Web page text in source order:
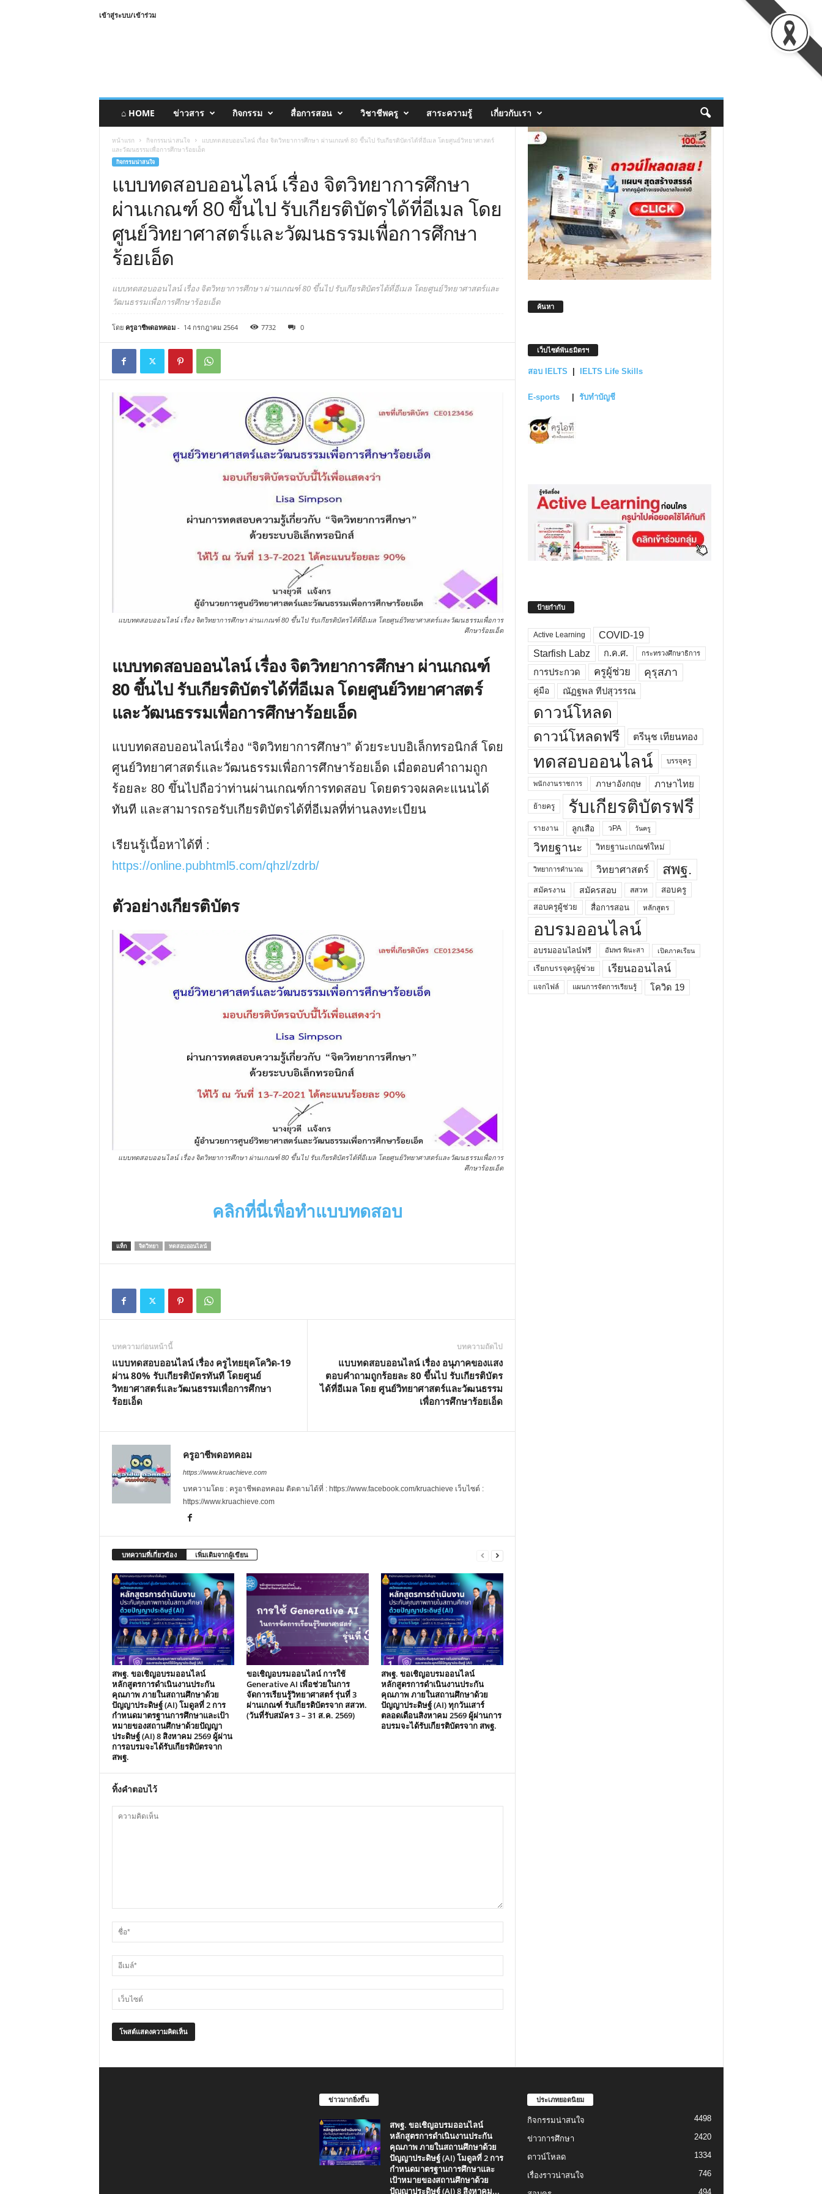
เข้าสู่ระบบ/เข้าร่วม
⌂ HOME ข่าวสาร กิจกรรม สื่อการสอน วิชาชีพครู สาระความรู้ เกี่ยวกับเรา
หน้าแรก กิจกรรมน่าสนใจ
แบบทดสอบออนไลน์ เรื่อง จิตวิทยาการศึกษา ผ่านเกณฑ์ 80 ขึ้นไป รับเกียรติบัตรได้ที่อีเมล โดยศูนย์วิทยาศาสตร์
และวัฒนธรรมเพื่อการศึกษาร้อยเอ็ด
กิจกรรมน่าสนใจ
แบบทดสอบออนไลน์ เรื่อง จิตวิทยาการศึกษา
ผ่านเกณฑ์ 80 ขึ้นไป รับเกียรติบัตรได้ที่อีเมล โดย
ศูนย์วิทยาศาสตร์และวัฒนธรรมเพื่อการศึกษา
ร้อยเอ็ด
แบบทดสอบออนไลน์ เรื่อง จิตวิทยาการศึกษา ผ่านเกณฑ์ 80 ขึ้นไป รับเกียรติบัตรได้ที่อีเมล โดยศูนย์วิทยาศาสตร์และ
วัฒนธรรมเพื่อการศึกษาร้อยเอ็ด
โดย ครูอาชีพดอทคอม- 14 กรกฎาคม 2564 7732 0
แบบทดสอบออนไลน์ เรื่อง จิตวิทยาการศึกษา ผ่านเกณฑ์ 80 ขึ้นไป รับเกียรติบัตรได้ที่อีเมล โดยศูนย์วิทยาศาสตร์และวัฒนธรรมเพื่อการ
ศึกษาร้อยเอ็ด
แบบทดสอบออนไลน์ เรื่อง จิตวิทยาการศึกษา ผ่านเกณฑ์
80 ขึ้นไป รับเกียรติบัตรได้ที่อีเมล โดยศูนย์วิทยาศาสตร์
และวัฒนธรรมเพื่อการศึกษาร้อยเอ็ด
แบบทดสอบออนไลน์เรื่อง “จิตวิทยาการศึกษา” ด้วยระบบอิเล็กทรอนิกส์ โดย
ศูนย์วิทยาศาสตร์และวัฒนธรรมเพื่อการศึกษาร้อยเอ็ด เมื่อตอบคำถามถูก
ร้อยละ 80 ขึ้นไปถือว่าท่านผ่านเกณฑ์การทดสอบ โดยตรวจผลคะแนนได้
ทันที และสามารถรอรับเกียรติบัตรได้ที่อีเมลที่ท่านลงทะเบียน
เรียนรู้เนื้อหาได้ที่ :
https://online.pubhtml5.com/qhzl/zdrb/
ตัวอย่างเกียรติบัตร
แบบทดสอบออนไลน์ เรื่อง จิตวิทยาการศึกษา ผ่านเกณฑ์ 80 ขึ้นไป รับเกียรติบัตรได้ที่อีเมล โดยศูนย์วิทยาศาสตร์และวัฒนธรรมเพื่อการ
ศึกษาร้อยเอ็ด
คลิกที่นี่เพื่อทำแบบทดสอบ
แท็ก จิตวิทยา ทดสอบออนไลน์
บทความก่อนหน้านี้
แบบทดสอบออนไลน์ เรื่อง ครูไทยยุคโควิด-19
ผ่าน 80% รับเกียรติบัตรทันที โดยศูนย์
วิทยาศาสตร์และวัฒนธรรมเพื่อการศึกษา
ร้อยเอ็ด
บทความถัดไป
แบบทดสอบออนไลน์ เรื่อง อนุภาคของแสง
ตอบคำถามถูกร้อยละ 80 ขึ้นไป รับเกียรติบัตร
ได้ที่อีเมล โดย ศูนย์วิทยาศาสตร์และวัฒนธรรม
เพื่อการศึกษาร้อยเอ็ด
ครูอาชีพดอทคอม
https://www.kruachieve.com
บทความโดย : ครูอาชีพดอทคอม ติดตามได้ที่ : https://www.facebook.com/kruachieve เว็บไซต์ :
https://www.kruachieve.com
บทความที่เกี่ยวข้อง เพิ่มเติมจากผู้เขียน
สพฐ. ขอเชิญอบรมออนไลน์
หลักสูตรการดำเนินงานประกัน
คุณภาพ ภายในสถานศึกษาด้วย
ปัญญาประดิษฐ์ (AI) โมดูลที่ 2 การ
กำหนดมาตรฐานการศึกษาและเป้า
หมายของสถานศึกษาด้วยปัญญา
ประดิษฐ์ (AI) 8 สิงหาคม 2569 ผู้ผ่าน
การอบรมจะได้รับเกียรติบัตรจาก
สพฐ.
ขอเชิญอบรมออนไลน์ การใช้
Generative AI เพื่อช่วยในการ
จัดการเรียนรู้วิทยาศาสตร์ รุ่นที่ 3
ผ่านเกณฑ์ รับเกียรติบัตรจาก สสวท.
(วันที่รับสมัคร 3 – 31 ส.ค. 2569)
สพฐ. ขอเชิญอบรมออนไลน์
หลักสูตรการดำเนินงานประกัน
คุณภาพ ภายในสถานศึกษาด้วย
ปัญญาประดิษฐ์ (AI) ทุกวันเสาร์
ตลอดเดือนสิงหาคม 2569 ผู้ผ่านการ
อบรมจะได้รับเกียรติบัตรจาก สพฐ.
ทิ้งคำตอบไว้
ค้นหา
เว็บไซต์พันธมิตรฯ
สอบ IELTS IELTS Life Skills
E-sports รับทำบัญชี
ป้ายกำกับ
Active Learning
COVID-19
Starfish Labz
ก.ค.ศ. กระทรวงศึกษาธิการ
การประกวด ครูผู้ช่วย คุรุสภา
คู่มือ ณัฏฐพล ทีปสุวรรณ
ดาวน์โหลด
ดาวน์โหลดฟรี ตรีนุช เทียนทอง
ทดสอบออนไลน์ บรรจุครู
พนักงานราชการ ภาษาอังกฤษ ภาษาไทย
ย้ายครู รับเกียรติบัตรฟรี
รายงาน ลูกเสือ วPA วันครู
วิทยฐานะ วิทยฐานะเกณฑ์ใหม่
วิทยาการคำนวณ วิทยาศาสตร์ สพฐ.
สมัครงาน สมัครสอบ สสวท
สอบครู
สอบครูผู้ช่วย
สื่อการสอน หลักสูตร
อบรมออนไลน์
อบรมออนไลน์ฟรี อัมพร พินะสา เปิดภาคเรียน
เรียกบรรจุครูผู้ช่วย เรียนออนไลน์
แจกไฟล์ แผนการจัดการเรียนรู้ โควิด 19
ข่าวมากยิ่งขึ้น
สพฐ. ขอเชิญอบรมออนไลน์
หลักสูตรการดำเนินงานประกัน
คุณภาพ ภายในสถานศึกษาด้วย
ปัญญาประดิษฐ์ (AI) โมดูลที่ 2 การ
กำหนดมาตรฐานการศึกษาและ
เป้าหมายของสถานศึกษาด้วย
ปัญญาประดิษฐ์ (AI) 8 สิงหาคม...
ประเภทยอดนิยม
กิจกรรมน่าสนใจ 4498
ข่าวการศึกษา 2420
ดาวน์โหลด 1334
เรื่องราวน่าสนใจ 746
494